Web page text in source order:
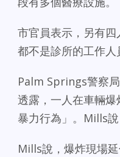
市官員表示，另有
都不是診所的工作人
Palm Springs警察
透露，一人在車輛
暴力行為」。Mills
Mills說，爆炸現場